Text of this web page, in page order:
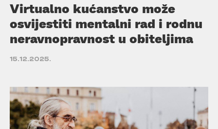
Virtualno kućanstvo može
osvijestiti mentalni rad i rodnu
neravnopravnost u obiteljima
15.12.2025.